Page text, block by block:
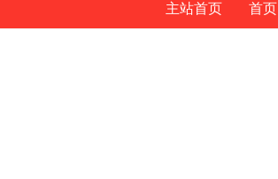
主站首页 首页